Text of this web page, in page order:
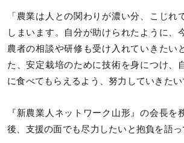
「農業は人との関わりが濃い分、こじれ
しまいます。自分が助けられたように、
農者の相談や研修も受け入れていきたい
た、安定栽培のために技術を身につけ、
に食べてもらえるよう、努力していきたい
『新農業人ネットワーク山形』の会長を
後、支援の面でも尽力したいと抱負を語っ